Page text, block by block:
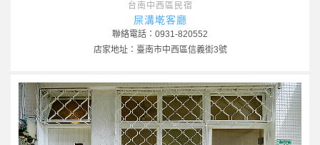
台南中西區民宿
屎溝墘客廳
聯絡電話：0931-820552
店家地址：臺南市中西區信義街3號